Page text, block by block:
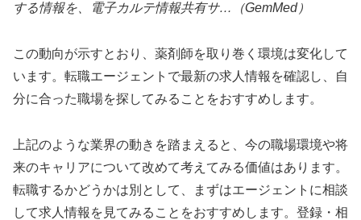
する情報を、電子カルテ情報共有サ…（GemMed）
この動向が示すとおり、薬剤師を取り巻く環境は変化して
います。転職エージェントで最新の求人情報を確認し、自
分に合った職場を探してみることをおすすめします。
上記のような業界の動きを踏まえると、今の職場環境や将
来のキャリアについて改めて考えてみる価値はあります。
転職するかどうかは別として、まずはエージェントに相談
して求人情報を見てみることをおすすめします。登録・相